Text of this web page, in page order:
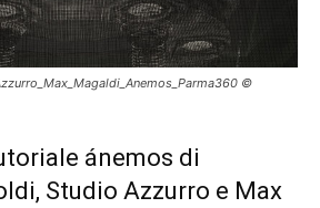
©
ánemos di
Studio Azzurro e Max